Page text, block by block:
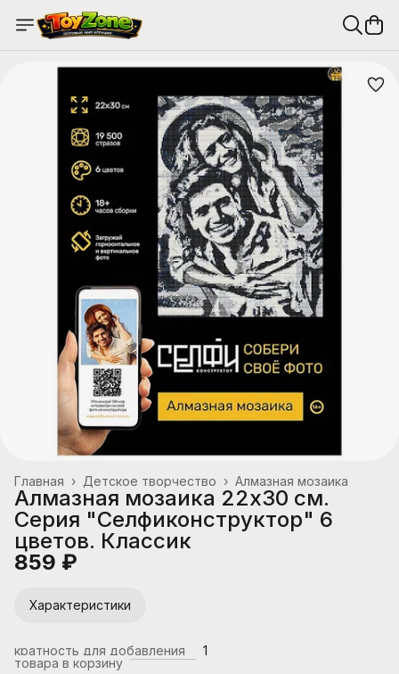
Алмазная мозаика
Детское творчество ›
Главная ›
Алмазная мозаика 22х30 см.
Серия "Селфиконструктор" 6
цветов. Классик
859 ₽
Характеристики
кратность для добавления
товара в корзину
1